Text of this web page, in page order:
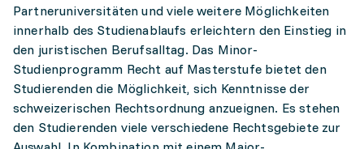
Partneruniversitäten und viele weitere Möglichkeiten
innerhalb des Studienablaufs erleichtern den Einstieg in
den juristischen Berufsalltag. Das Minor-
Studienprogramm Recht auf Masterstufe bietet den
Studierenden die Möglichkeit, sich Kenntnisse der
schweizerischen Rechtsordnung anzueignen. Es stehen
den Studierenden viele verschiedene Rechtsgebiete zur